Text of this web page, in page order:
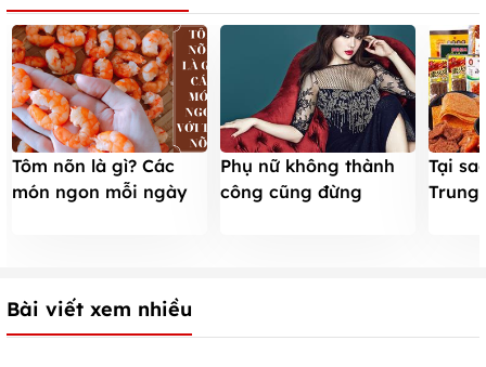
Tôm nõn là gì? Các
món ngon mỗi ngày
Phụ nữ không thành
công cũng đừng
Tại
Trung
Bài viết xem nhiều